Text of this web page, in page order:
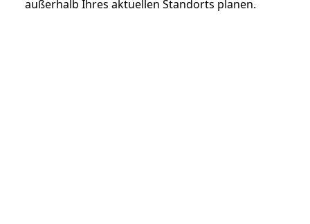
außerhalb Ihres aktuellen Standorts planen.